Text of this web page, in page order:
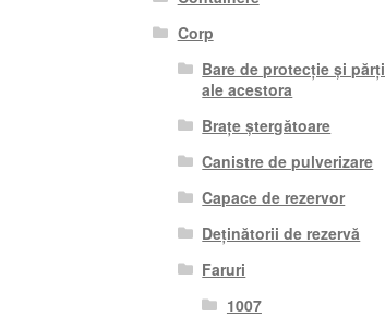
Corp
Bare de protecție și părți
ale acestora
Brațe ștergătoare
Canistre de pulverizare
Capace de rezervor
Deținătorii de rezervă
Faruri
1007